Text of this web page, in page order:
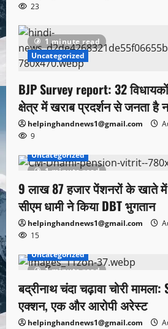
23
1 minute read
Uncategorized
BJP Survey report: 32
क्षेत्र में खराब प्रदर्शन से जनता है
helpinghandnews1@gmail.com
9
1 minute read
Uncategorized
9 लाख 87 हजार पेंशनरों के खाते
सीएम धामी ने किया DBT भुगतान
helpinghandnews1@gmail.com
15
1 minute read
Uncategorized
बद्रीनाथ चंदा चढ़ावा चोरी मामला:
एक्शन, एक और आरोपी अरेस्ट
helpinghandnews1@gmail.com